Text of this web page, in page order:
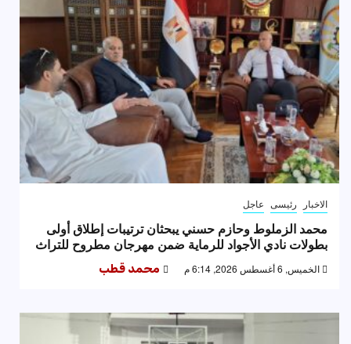
الاخبار رئيسى عاجل
محمد الزملوط وحازم حسني يبحثان ترتيبات إطلاق أولى
بطولات نادي الأجواد للرماية ضمن مهرجان مطروح للتراث
الخميس, 6 أغسطس 2026, 6:14 م محمد قطب